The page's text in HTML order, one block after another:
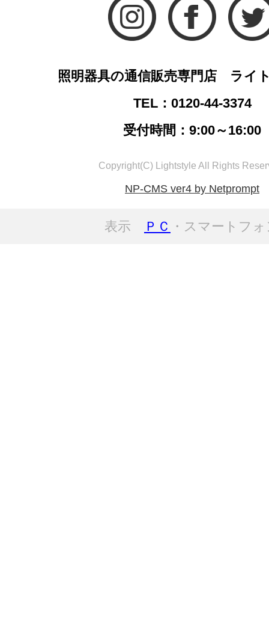
照明器具の通信販売専門店 ライ
TEL：0120-44-3374
受付時間：9:00～16:00
Copyright(C) Lightstyle All Rights
NP-CMS ver4 by Netprompt
表示 ＰＣ ・スマートフ